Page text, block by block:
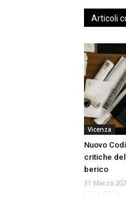
Articoli
Vicenza
Nuovo
critiche
berico
31 Marzo